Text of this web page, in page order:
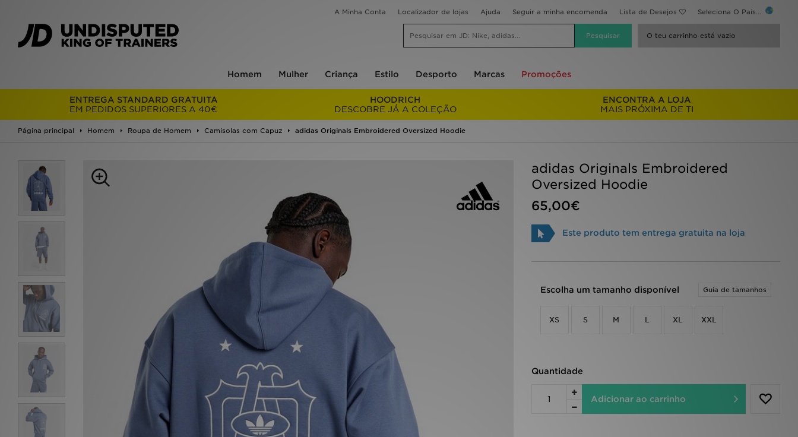
A Minha Conta Localizador de lojas Ajuda Seguir a minha encomenda Lista de Desejos Seleciona O País...
O teu carrinho está vazio
Homem Mulher Criança Estilo Desporto Marcas Promoções
ENTREGA STANDARD GRATUITA
EM PEDIDOS SUPERIORES A 40€
HOODRICH
DESCOBRE JÁ A COLEÇÃO
ENCONTRA A LOJA
MAIS PRÓXIMA DE TI
Página principal Homem Roupa de Homem Camisolas com Capuz adidas Originals Embroidered Oversized Hoodie
adidas Originals Embroidered
Oversized Hoodie
65,00€
Este produto tem entrega gratuita na loja
Escolha um tamanho disponível Guia de tamanhos
XS S M L XL XXL
Quantidade
Adicionar ao carrinho